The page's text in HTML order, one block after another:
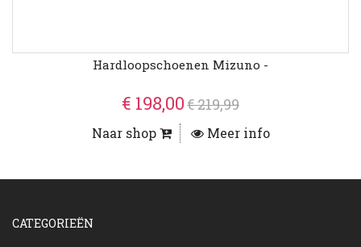
Hardloopschoenen Mizuno -
€ 198,00€ 219,99
Naar shop Meer info
CATEGORIEËN